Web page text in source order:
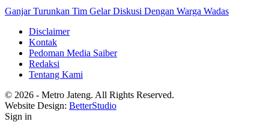
Ganjar Turunkan Tim Gelar Diskusi Dengan Warga Wadas
Disclaimer
Kontak
Pedoman Media Saiber
Redaksi
Tentang Kami
© 2026 - Metro Jateng. All Rights Reserved.
Website Design: BetterStudio
Sign in